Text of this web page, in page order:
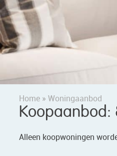
Home » Woningaanbod
Koopaanbod:
Alleen koopwoningen